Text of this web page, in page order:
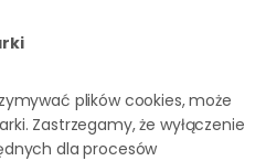
plików cookies, może
Zastrzegamy, że wyłączenie
dla procesów